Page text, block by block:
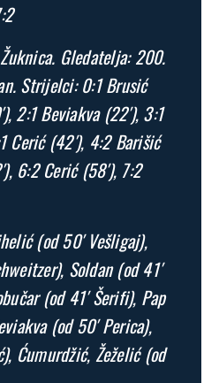
Gledatelja: 200.
Strijelci: 0:1 Brusić
2:1 Beviakva (22′), 3:1
Cerić (42′), 4:2 Barišić
6:2 Cerić (58′), 7:2
(od 50′ Vešligaj),
Soldan (od 41′
(od 41′ Šerifi), Pap
(od 50′ Perica),
Ćumurdžić, Žeželić (od